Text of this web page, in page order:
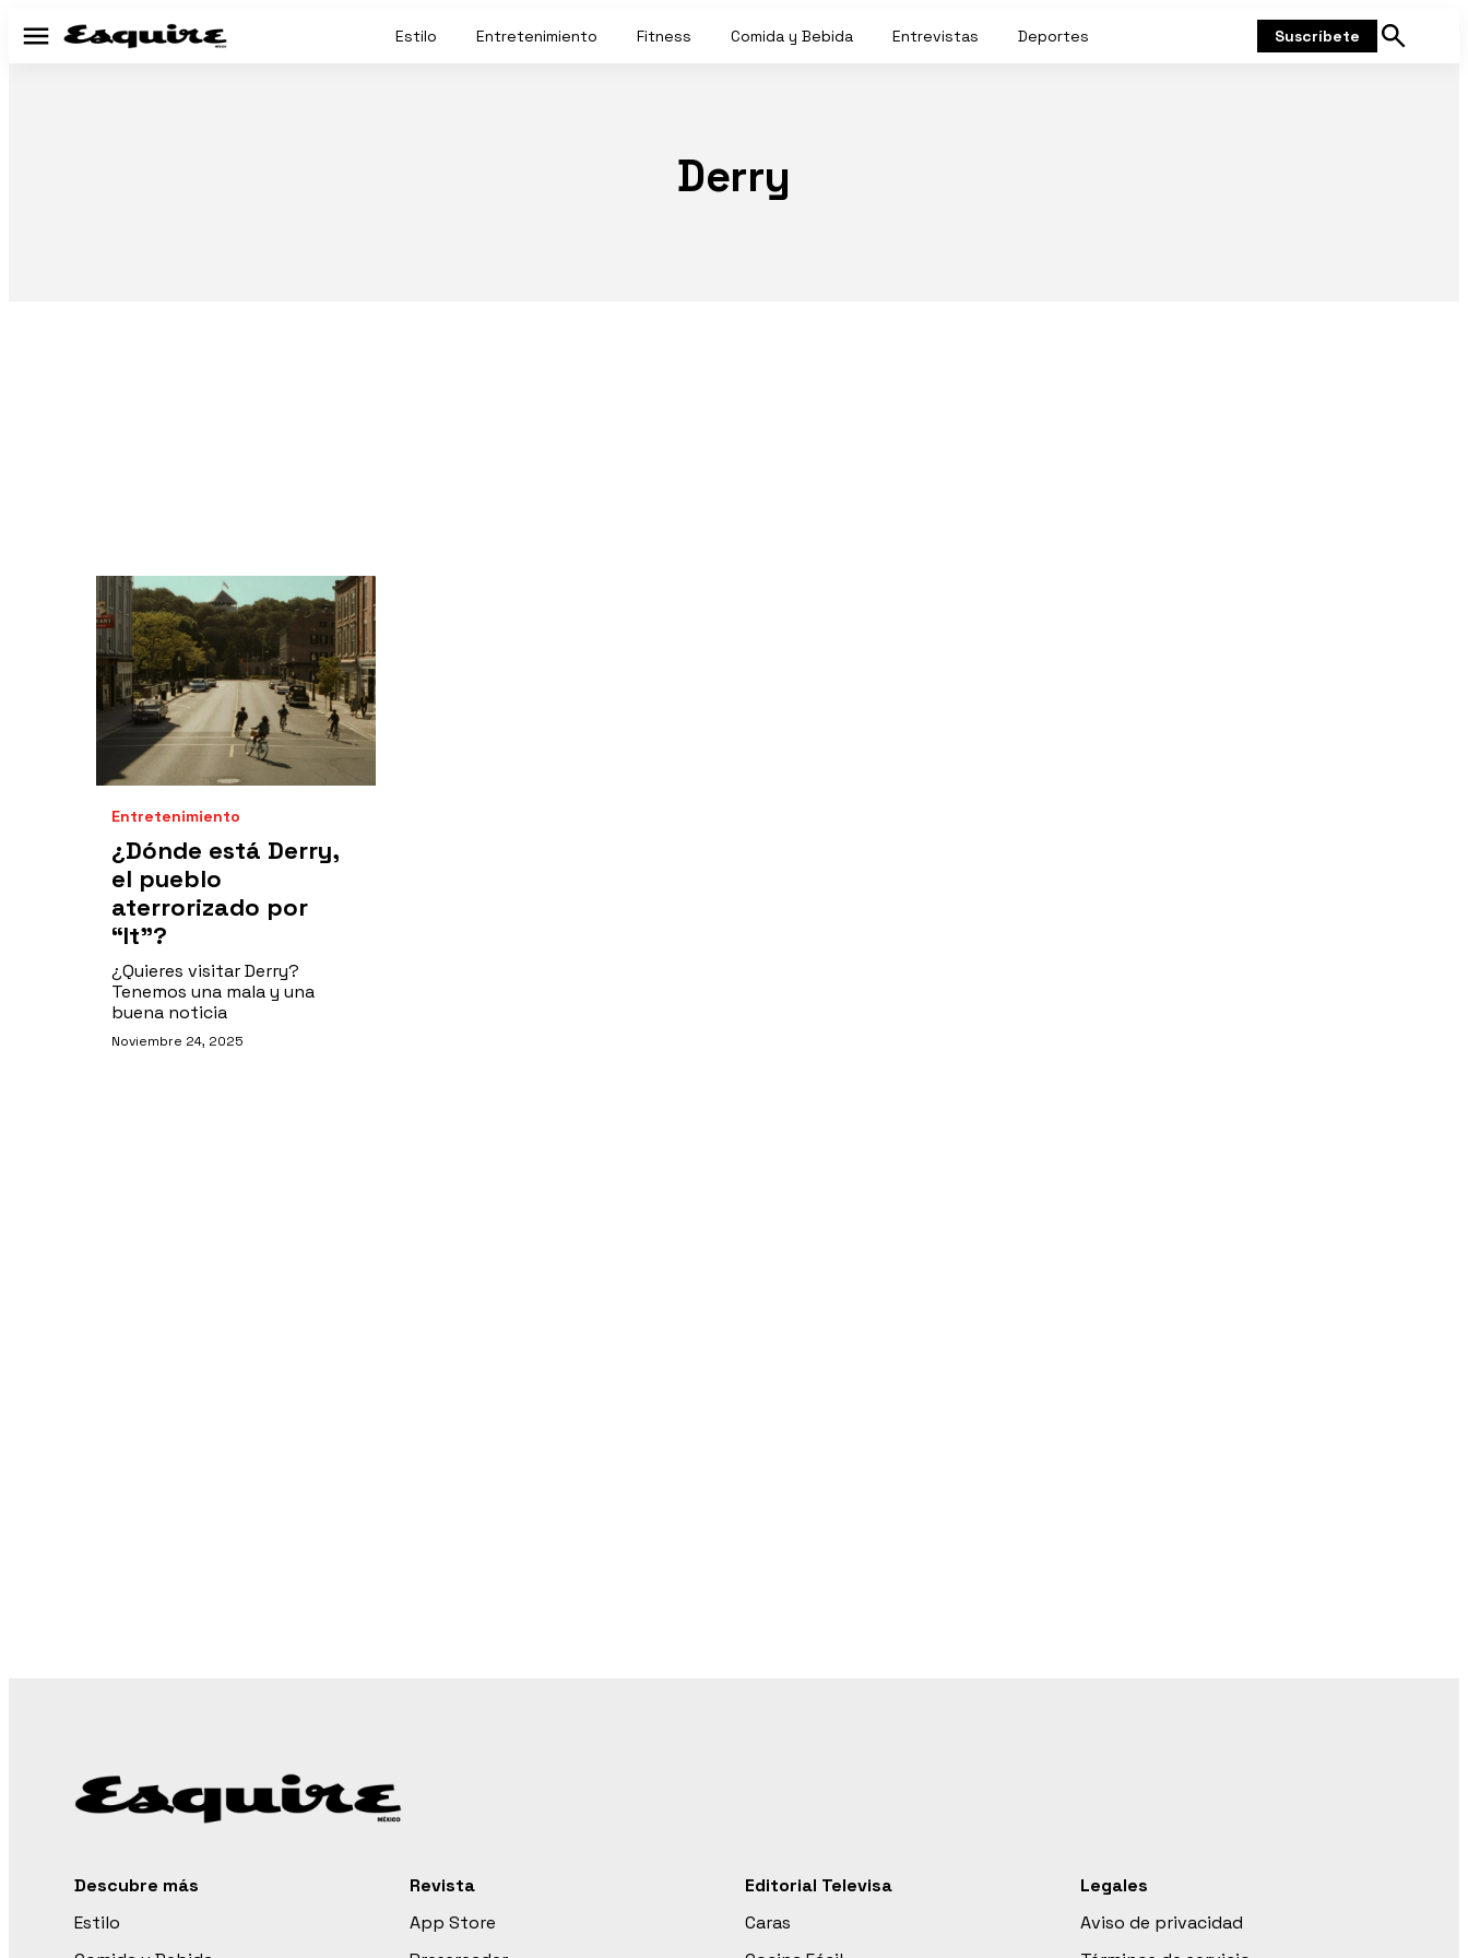
Menú Estilo Entretenimiento Fitness Comida y Bebida Entrevistas Deportes Suscríbete
Mostrar
Derry
Entretenimiento
¿Dónde está Derry,
el pueblo
aterrorizado por
“It”?
¿Quieres visitar Derry?
Tenemos una mala y una
buena noticia
Noviembre 24, 2025
Descubre más
Estilo
Revista
App Store
Editorial Televisa
Caras
Legales
Aviso de privacidad